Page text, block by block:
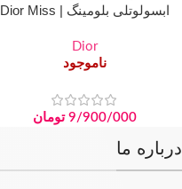
ابسولوتلی بلومینگ | Dior Miss
Dior
ناموجود
9/900/000 تومان
درباره ما